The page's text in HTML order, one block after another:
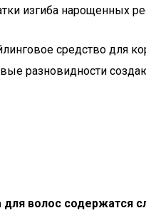
изгиба нарощенных
средство для
разновидности
для волос содержатся